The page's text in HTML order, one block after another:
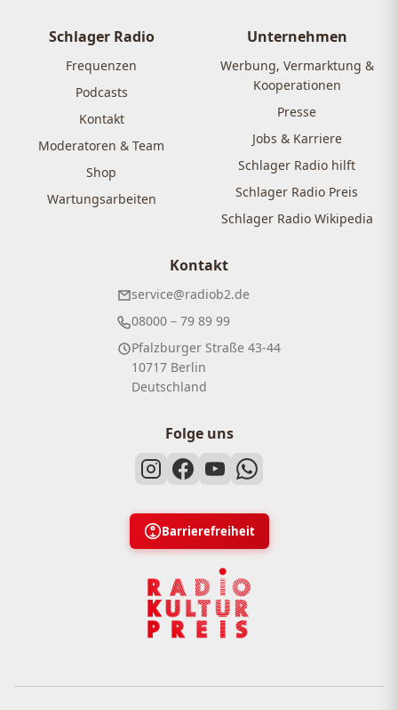
Schlager Radio
Frequenzen
Podcasts
Kontakt
Moderatoren & Team
Shop
Wartungsarbeiten
Unternehmen
Werbung, Vermarktung &
Kooperationen
Presse
Jobs & Karriere
Schlager Radio hilft
Schlager Radio Preis
Schlager Radio Wikipedia
Kontakt
service@radiob2.de
08000 – 79 89 99
Pfalzburger Straße 43-44
10717 Berlin
Deutschland
Folge uns
Barrierefreiheit